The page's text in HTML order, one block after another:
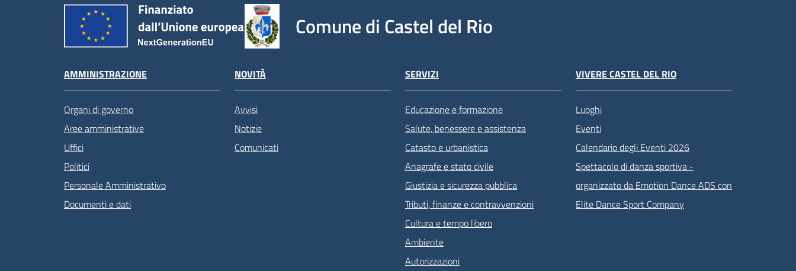
Comune di Castel del Rio
AMMINISTRAZIONE
Organi di governo
Aree amministrative
Uffici
Politici
Personale Amministrativo
Documenti e dati
NOVITÀ
Avvisi
Notizie
Comunicati
SERVIZI
Educazione e formazione
Salute, benessere e assistenza
Catasto e urbanistica
Anagrafe e stato civile
Giustizia e sicurezza pubblica
Tributi, finanze e contravvenzioni
Cultura e tempo libero
Ambiente
Autorizzazioni
VIVERE CASTEL DEL RIO
Luoghi
Eventi
Calendario degli Eventi 2026
Spettacolo di danza sportiva -
organizzato da Emotion Dance ADS con
Elite Dance Sport Company